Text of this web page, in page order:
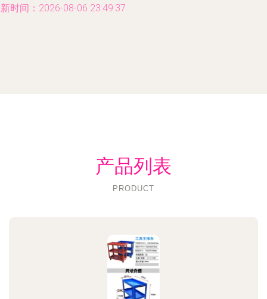
时间：2026-08-06 23:49:37
产品列表
PRODUCT